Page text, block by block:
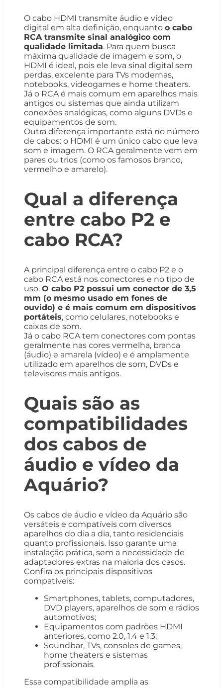
O cabo HDMI transmite áudio e vídeo
digital em alta definição, enquanto o cabo
RCA transmite sinal analógico com
qualidade limitada. Para quem busca
máxima qualidade de imagem e som, o
HDMI é ideal, pois ele leva sinal digital sem
perdas, excelente para TVs modernas,
notebooks, videogames e home theaters.
Já o RCA é mais comum em aparelhos mais
antigos ou sistemas que ainda utilizam
conexões analógicas, como alguns DVDs e
equipamentos de som.
Outra diferença importante está no número
de cabos: o HDMI é um único cabo que leva
som e imagem. O RCA geralmente vem em
pares ou trios (como os famosos branco,
vermelho e amarelo).
Qual a diferença
entre cabo P2 e
cabo RCA?
A principal diferença entre o cabo P2 e o
cabo RCA está nos conectores e no tipo de
uso. O cabo P2 possui um conector de 3,5
mm (o mesmo usado em fones de
ouvido) e é mais comum em dispositivos
portáteis, como celulares, notebooks e
caixas de som.
Já o cabo RCA tem conectores com pontas
geralmente nas cores vermelha, branca
(áudio) e amarela (vídeo) e é amplamente
utilizado em aparelhos de som, DVDs e
televisores mais antigos.
Quais são as
compatibilidades
dos cabos de
áudio e vídeo da
Aquário?
Os cabos de áudio e vídeo da Aquário são
versáteis e compatíveis com diversos
aparelhos do dia a dia, tanto residenciais
quanto profissionais. Isso garante uma
instalação prática, sem a necessidade de
adaptadores extras na maioria dos casos.
Confira os principais dispositivos
compatíveis:
Smartphones, tablets, computadores,
DVD players, aparelhos de som e rádios
automotivos;
Equipamentos com padrões HDMI
anteriores, como 2.0, 1.4 e 1.3;
Soundbar, TVs, consoles de games,
home theaters e sistemas
profissionais.
Essa compatibilidade amplia as